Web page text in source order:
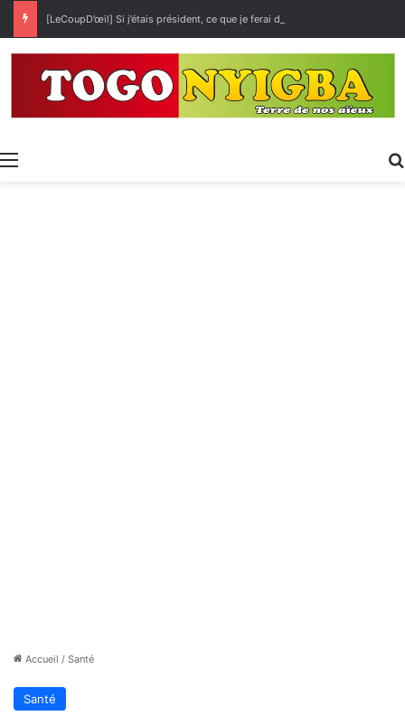
[LeCoupD’œil] Si j’étais président, ce que je ferai des « Évalas »
Menu
Accueil / Santé
Santé